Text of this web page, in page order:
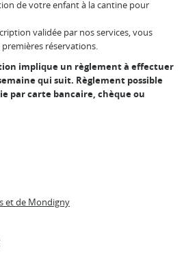
de votre enfant à la cantine pour
validée par nos services, vous
réservations.
implique un règlement à effectuer
qui suit. Règlement possible
par carte bancaire, chèque ou
et de Mondigny